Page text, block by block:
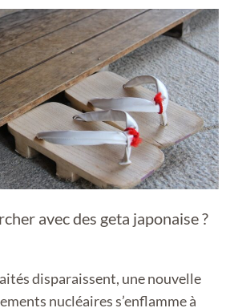
avec des geta japonaise ?
disparaissent, une nouvelle
nucléaires s’enflamme à